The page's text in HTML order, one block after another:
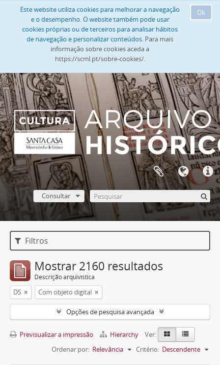
Ok
Este website utiliza cookies para melhorar a navegação
e o desempenho. O website também pode usar
cookies próprias ou de terceiros para analisar hábitos
de navegação e personalizar conteúdos. Para mais
informação sobre cookies aceda a
https://scml.pt/sobre-cookies/.
Consultar
Filtros
Mostrar 2160 resultados
Descrição arquivística
DS Com objeto digital
Opções de pesquisa avançada
Previsualizar a impressão Hierarchy
Ver:
Ordenar por: Relevância Critério: Descendente